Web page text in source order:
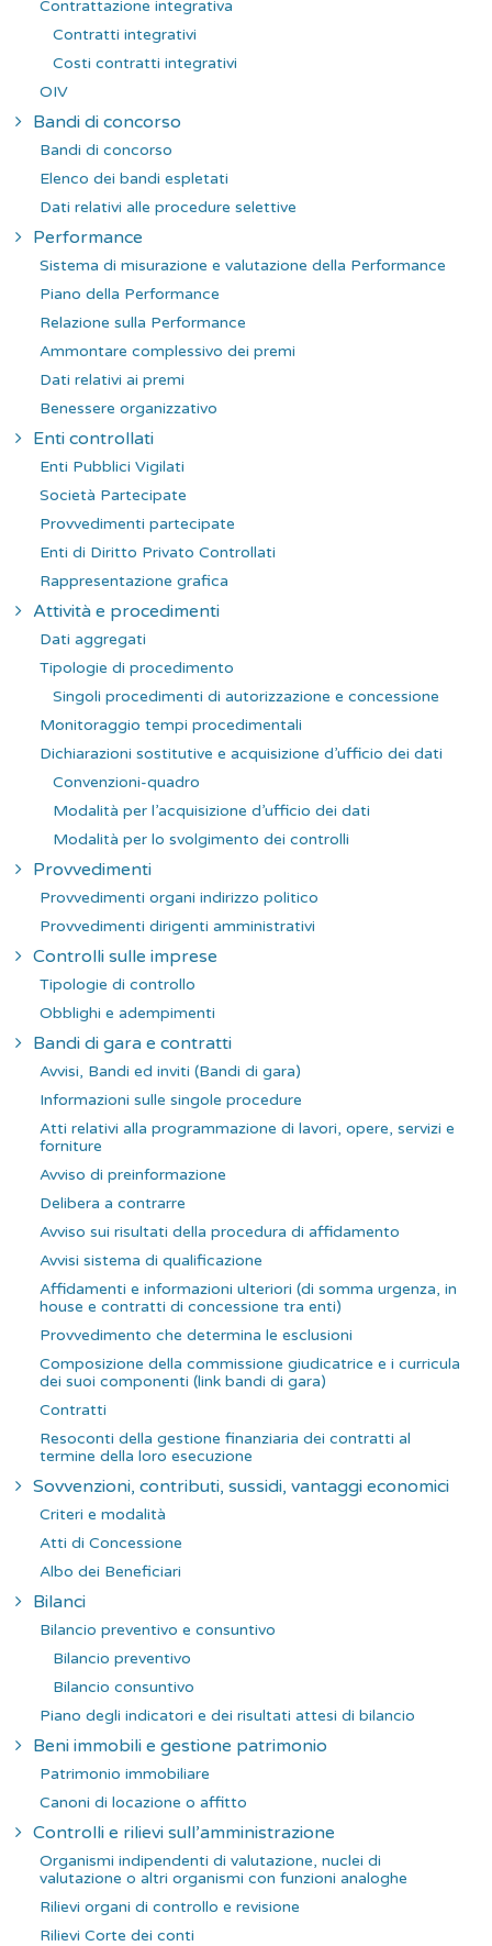
Contrattazione integrativa
Contratti integrativi
Costi contratti integrativi
OIV
Bandi di concorso
Bandi di concorso
Elenco dei bandi espletati
Dati relativi alle procedure selettive
Performance
Sistema di misurazione e valutazione della Performance
Piano della Performance
Relazione sulla Performance
Ammontare complessivo dei premi
Dati relativi ai premi
Benessere organizzativo
Enti controllati
Enti Pubblici Vigilati
Società Partecipate
Provvedimenti partecipate
Enti di Diritto Privato Controllati
Rappresentazione grafica
Attività e procedimenti
Dati aggregati
Tipologie di procedimento
Singoli procedimenti di autorizzazione e concessione
Monitoraggio tempi procedimentali
Dichiarazioni sostitutive e acquisizione d’ufficio dei dati
Convenzioni-quadro
Modalità per l’acquisizione d’ufficio dei dati
Modalità per lo svolgimento dei controlli
Provvedimenti
Provvedimenti organi indirizzo politico
Provvedimenti dirigenti amministrativi
Controlli sulle imprese
Tipologie di controllo
Obblighi e adempimenti
Bandi di gara e contratti
Avvisi, Bandi ed inviti (Bandi di gara)
Informazioni sulle singole procedure
Atti relativi alla programmazione di lavori, opere, servizi e
forniture
Avviso di preinformazione
Delibera a contrarre
Avviso sui risultati della procedura di affidamento
Avvisi sistema di qualificazione
Affidamenti e informazioni ulteriori (di somma urgenza, in
house e contratti di concessione tra enti)
Provvedimento che determina le esclusioni
Composizione della commissione giudicatrice e i curricula
dei suoi componenti (link bandi di gara)
Contratti
Resoconti della gestione finanziaria dei contratti al
termine della loro esecuzione
Sovvenzioni, contributi, sussidi, vantaggi economici
Criteri e modalità
Atti di Concessione
Albo dei Beneficiari
Bilanci
Bilancio preventivo e consuntivo
Bilancio preventivo
Bilancio consuntivo
Piano degli indicatori e dei risultati attesi di bilancio
Beni immobili e gestione patrimonio
Patrimonio immobiliare
Canoni di locazione o affitto
Controlli e rilievi sull’amministrazione
Organismi indipendenti di valutazione, nuclei di
valutazione o altri organismi con funzioni analoghe
Rilievi organi di controllo e revisione
Rilievi Corte dei conti